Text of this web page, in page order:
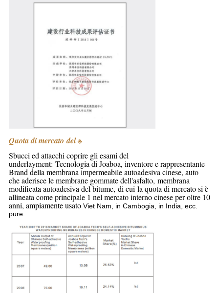
Quota di mercato del※
Sbucci ed attacchi coprire gli esami del
underlayment: Tecnologia di Joaboa, inventore e rappresentante
Brand della membrana impermeabile autoadesiva cinese, auto
che aderisce le membrane gommate dell'asfalto, membrana
modificata autoadesiva del bitume, di cui la quota di mercato si è
allineata come principale 1 nel mercatointerno cineseper oltre 10
anni, ampiamente usatoViet Nam, in Cambogia, in India, ecc.
pure.